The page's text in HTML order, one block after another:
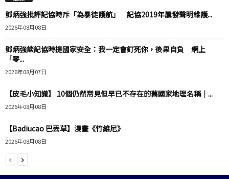
鄧炳強批評記協時斥「為暴徒護航」 記協2019年屢發聲明維護...
2026年08月08日
鄧炳強談記協時提國家安全：我一定會釘死你，後果自負 網上
「零...
2026年08月07日
【皮毛小知識】 10個仍然常見但早已不存在的舊國家地理名稱｜...
2026年08月08日
【Badiucao 巴丟草】漫畫《竹維尼》
2026年08月08日